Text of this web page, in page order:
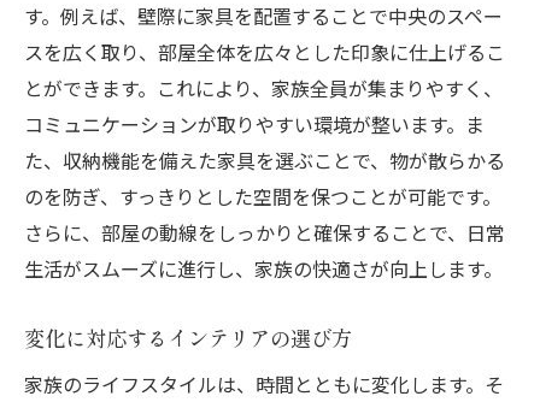
す。例えば、壁際に家具を配置することで中央のスペー
スを広く取り、部屋全体を広々とした印象に仕上げるこ
とができます。これにより、家族全員が集まりやすく、
コミュニケーションが取りやすい環境が整います。ま
た、収納機能を備えた家具を選ぶことで、物が散らかる
のを防ぎ、すっきりとした空間を保つことが可能です。
さらに、部屋の動線をしっかりと確保することで、日常
生活がスムーズに進行し、家族の快適さが向上します。
変化に対応するインテリアの選び方
家族のライフスタイルは、時間とともに変化します。そ